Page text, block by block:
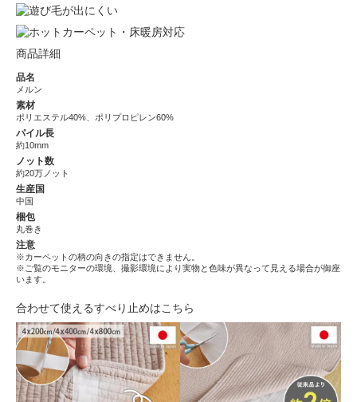
商品詳細
品名
メルン
素材
ポリエステル40%、ポリプロピレン60%
パイル長
約10mm
ノット数
約20万ノット
生産国
中国
梱包
丸巻き
注意
※カーペットの柄の向きの指定はできません。
※ご覧のモニターの環境、撮影環境により実物と色味が異なって見える場合が御座
います。
合わせて使えるすべり止めはこちら